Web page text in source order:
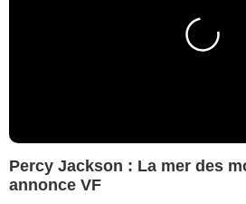
Percy Jackson : La mer des
annonce VF